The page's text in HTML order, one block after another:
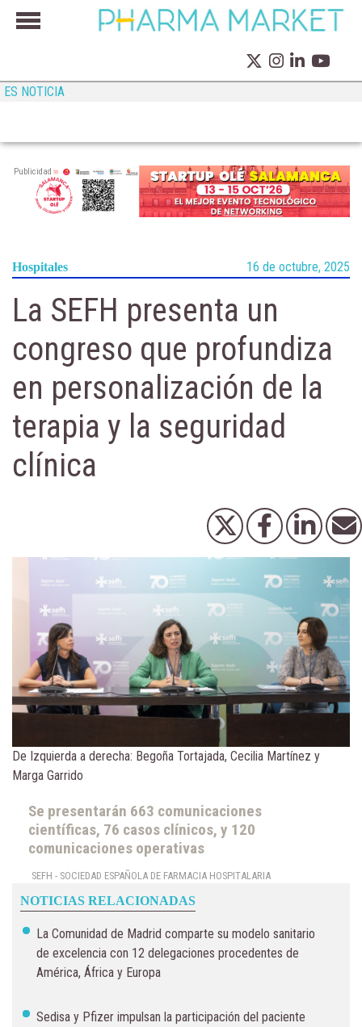
ES NOTICIA
Publicidad
Hospitales 16 de octubre, 2025
La SEFH presenta un
congreso que profundiza
en personalización de la
terapia y la seguridad
clínica
De Izquierda a derecha: Begoña Tortajada, Cecilia Martínez y
Marga Garrido
Se presentarán 663 comunicaciones
científicas, 76 casos clínicos, y 120
comunicaciones operativas
SEFH - SOCIEDAD ESPAÑOLA DE FARMACIA HOSPITALARIA
NOTICIAS RELACIONADAS
La Comunidad de Madrid comparte su modelo sanitario
de excelencia con 12 delegaciones procedentes de
América, África y Europa
Sedisa y Pfizer impulsan la participación del paciente